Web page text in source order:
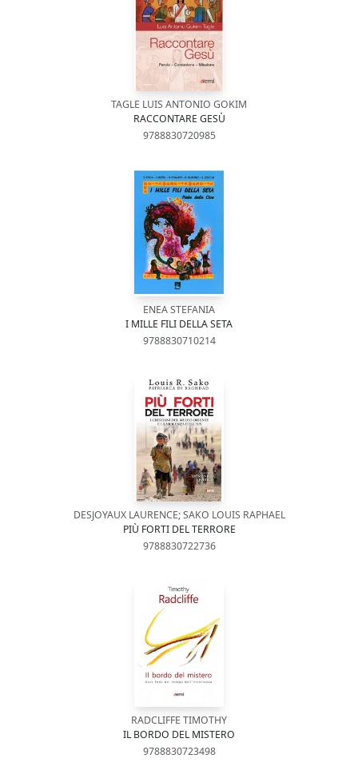
TAGLE LUIS ANTONIO GOKIM
RACCONTARE GESÙ
9788830720985
ENEA STEFANIA
I MILLE FILI DELLA SETA
9788830710214
DESJOYAUX LAURENCE; SAKO LOUIS RAPHAEL
PIÙ FORTI DEL TERRORE
9788830722736
RADCLIFFE TIMOTHY
IL BORDO DEL MISTERO
9788830723498